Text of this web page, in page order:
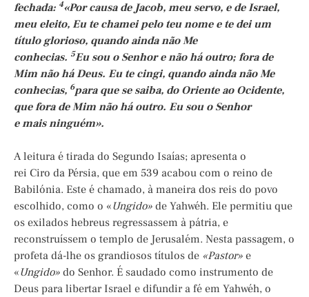
fechada: 4«Por causa de Jacob, meu servo, e de Israel,
meu eleito, Eu te chamei pelo teu nome e te dei um
título glorioso, quando ainda não Me
conhecias. 5Eu sou o Senhor e não há outro; fora de
Mim não há Deus. Eu te cingi, quando ainda não Me
conhecias, 6para que se saiba, do Oriente ao Ocidente,
que fora de Mim não há outro. Eu sou o Senhor
e mais ninguém».
A leitura é tirada do Segundo Isaías; apresenta o
rei Ciro da Pérsia, que em 539 acabou com o reino de
Babilónia. Este é chamado, à maneira dos reis do povo
escolhido, como o «Ungido» de Yahwéh. Ele permitiu que
os exilados hebreus regressassem à pátria, e
reconstruíssem o templo de Jerusalém. Nesta passagem, o
profeta dá-lhe os grandiosos títulos de «Pastor» e
«Ungido» do Senhor. É saudado como instrumento de
Deus para libertar Israel e difundir a fé em Yahwéh, o